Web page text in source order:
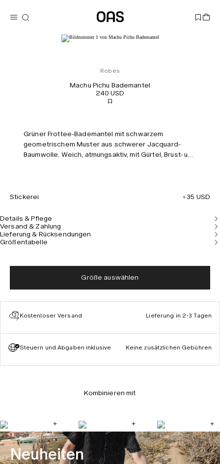
Robes
Machu Pichu Bademantel
240 USD
Grüner Frottee-Bademantel mit schwarzem
geometrischem Muster aus schwerer Jacquard-
Baumwolle. Weich, atmungsaktiv, mit Gürtel, Brust- und
Stickerei 35 USD
Details & Pflege
Versand & Zahlung
Lieferung & Rücksendungen
Größentabelle
Größe auswählen
Kostenloser Versand Lieferung in 2-3 Tagen
Steuern und Abgaben inklusive Keine zusätzlichen Gebühren
Kombinieren mit
Neuheiten